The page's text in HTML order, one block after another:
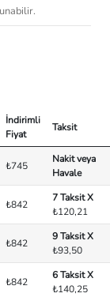
İndirimli
Fiyat
Taksit
₺745
Nakit veya
Havale
₺842
7 Taksit X
₺120,21
₺842
9 Taksit X
₺93,50
₺842
6 Taksit X
₺140,25